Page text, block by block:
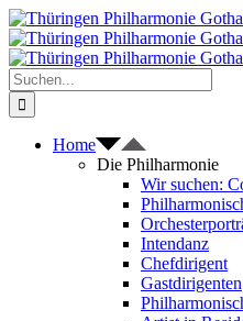
Zum
Inhalt
springen
Suche
nach:
Home
Die Philharmonie
Wir suchen:
Intendanz
Chefdirigent
Gastdirigenten